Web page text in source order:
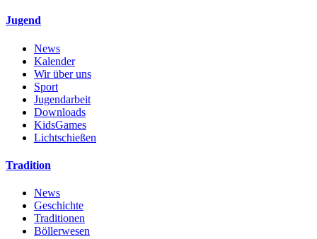
Jugend
News
Kalender
Wir über uns
Sport
Jugendarbeit
Downloads
KidsGames
Lichtschießen
Tradition
News
Geschichte
Traditionen
Böllerwesen